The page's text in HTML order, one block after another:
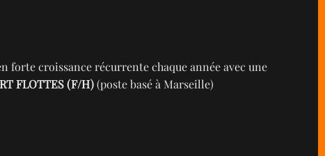
croissance récurrente chaque année avec une
FLOTTES (F/H)(poste basé à Marseille)